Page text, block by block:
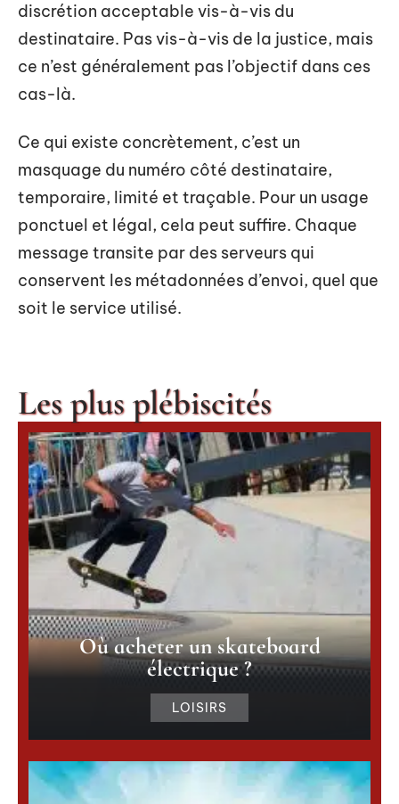
discrétion acceptable vis-à-vis du
destinataire. Pas vis-à-vis de la justice, mais
ce n’est généralement pas l’objectif dans ces
cas-là.
Ce qui existe concrètement, c’est un
masquage du numéro côté destinataire,
temporaire, limité et traçable. Pour un usage
ponctuel et légal, cela peut suffire. Chaque
message transite par des serveurs qui
conservent les métadonnées d’envoi, quel que
soit le service utilisé.
Les plus plébiscités
Où acheter un skateboard
électrique ?
LOISIRS